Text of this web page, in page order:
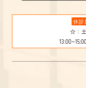
休診
☆：土